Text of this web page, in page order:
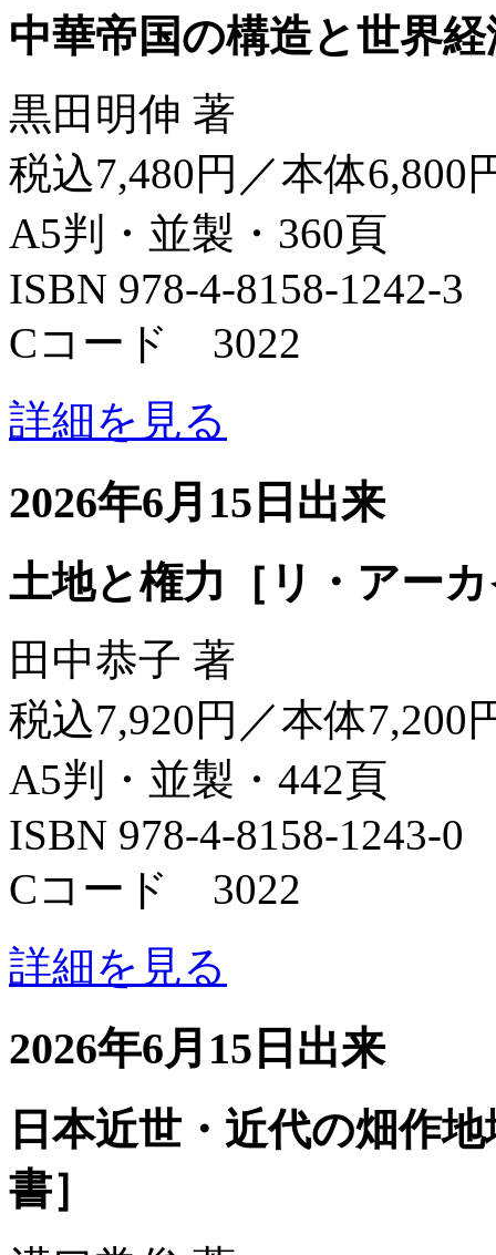
中華帝国の構造と世界
黒田明伸 著
税込7,480円／本体6,800
A5判・並製・360頁
ISBN 978-4-8158-1242-3
Cコード 3022
詳細を見る
2026年6月15日出来
土地と権力［リ・アー
田中恭子 著
税込7,920円／本体7,200
A5判・並製・442頁
ISBN 978-4-8158-1243-0
Cコード 3022
詳細を見る
2026年6月15日出来
日本近世・近代の畑作
書］